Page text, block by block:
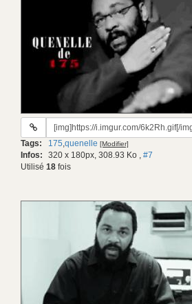
URL
gif:
Tags: 175,quenelle [Modifier]
Infos: 320 x 180px, 308.93 Ko , #7
Utilisé 18 fois